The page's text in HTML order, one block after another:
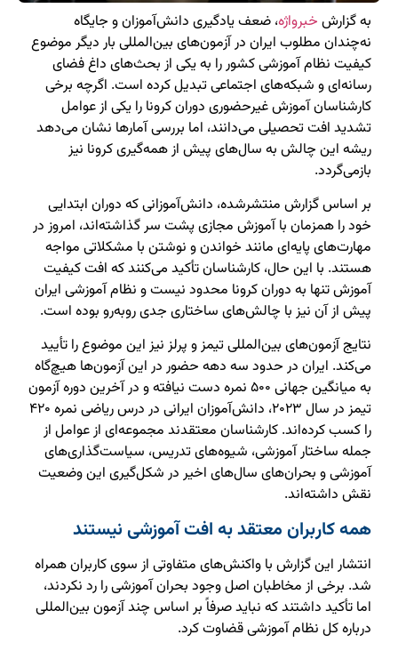
به گزارش خبرواژه، ضعف یادگیری دانش‌آموزان و جایگاه
نه‌چندان مطلوب ایران در آزمون‌های بین‌المللی بار دیگر موضوع
کیفیت نظام آموزشی کشور را به یکی از بحث‌های داغ فضای
رسانه‌ای و شبکه‌های اجتماعی تبدیل کرده است. اگرچه برخی
کارشناسان آموزش غیرحضوری دوران کرونا را یکی از عوامل
تشدید افت تحصیلی می‌دانند، اما بررسی آمارها نشان می‌دهد
ریشه این چالش به سال‌های پیش از همه‌گیری کرونا نیز
بازمی‌گردد.
بر اساس گزارش منتشرشده، دانش‌آموزانی که دوران ابتدایی
خود را همزمان با آموزش مجازی پشت سر گذاشته‌اند، امروز در
مهارت‌های پایه‌ای مانند خواندن و نوشتن با مشکلاتی مواجه
هستند. با این حال، کارشناسان تأکید می‌کنند که افت کیفیت
آموزش تنها به دوران کرونا محدود نیست و نظام آموزشی ایران
پیش از آن نیز با چالش‌های ساختاری جدی روبه‌رو بوده است.
نتایج آزمون‌های بین‌المللی تیمز و پرلز نیز این موضوع را تأیید
می‌کند. ایران در حدود سه دهه حضور در این آزمون‌ها هیچ‌گاه
به میانگین جهانی ۵۰۰ نمره دست نیافته و در آخرین دوره آزمون
تیمز در سال ۲۰۲۳، دانش‌آموزان ایرانی در درس ریاضی نمره ۴۲۰
را کسب کرده‌اند. کارشناسان معتقدند مجموعه‌ای از عوامل از
جمله ساختار آموزشی، شیوه‌های تدریس، سیاست‌گذاری‌های
آموزشی و بحران‌های سال‌های اخیر در شکل‌گیری این وضعیت
نقش داشته‌اند.
همه کاربران معتقد به افت آموزشی نیستند
انتشار این گزارش با واکنش‌های متفاوتی از سوی کاربران همراه
شد. برخی از مخاطبان اصل وجود بحران آموزشی را رد نکردند،
اما تأکید داشتند که نباید صرفاً بر اساس چند آزمون بین‌المللی
درباره کل نظام آموزشی قضاوت کرد.